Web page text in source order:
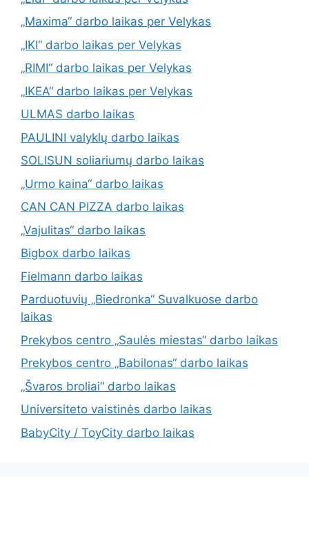
„Maxima“ darbo laikas per Velykas
„IKI“ darbo laikas per Velykas
„RIMI“ darbo laikas per Velykas
„IKEA“ darbo laikas per Velykas
ULMAS darbo laikas
PAULINI valyklų darbo laikas
SOLISUN soliariumų darbo laikas
„Urmo kaina“ darbo laikas
CAN CAN PIZZA darbo laikas
„Vajulitas“ darbo laikas
Bigbox darbo laikas
Fielmann darbo laikas
Parduotuvių „Biedronka“ Suvalkuose darbo
laikas
Prekybos centro „Saulės miestas“ darbo laikas
Prekybos centro „Babilonas“ darbo laikas
„Švaros broliai“ darbo laikas
Universiteto vaistinės darbo laikas
BabyCity / ToyCity darbo laikas